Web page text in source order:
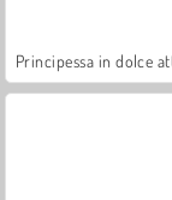
Principessa in dolce